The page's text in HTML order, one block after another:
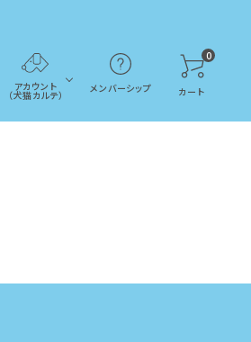
アカウント
（犬猫カルテ） メンバーシップ
0
カート